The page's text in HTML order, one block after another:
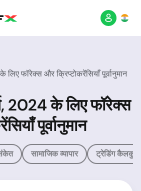
लिए फॉरेक्स और क्रिप्टोकरेंसियाँ पूर्वानुमान
2024 के लिए फॉरेक्स
पूर्वानुमान
सामाजिक व्यापार ट्रेडिंग